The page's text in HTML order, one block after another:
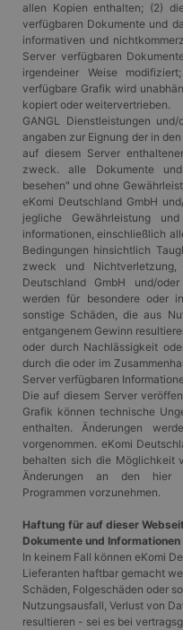
allen Kopien enthalten; (2)
verfügbaren Dokumente und
informativen und
Server verfügbaren
irgendeiner Weise
verfügbare Grafik wird
kopiert oder weitervertrieben.
GANGL Dienstleistungen
angaben zur Eignung der in
auf diesem Server
zweck. alle Dokumente
besehen" und ohne
eKomi Deutschland GmbH
jegliche Gewährleistung
informationen, einschließlich
Bedingungen hinsichtlich
zweck und
Deutschland GmbH und/
werden für besondere oder
sonstige Schäden, die aus
entgangenem Gewinn
oder durch Nachlässigkeit
durch die oder im
Server verfügbaren
Die auf diesem Server
Grafik können technische
enthalten. Änderungen
vorgenommen. eKomi
behalten sich die Möglichkeit
Änderungen an den hier
Programmen vorzunehmen.
Haftung für auf dieser
Dokumente und Informationen
In keinem Fall können eKomi
Lieferanten haftbar gemacht
Schäden, Folgeschäden oder
Nutzungsausfall, Verlust von
resultieren - sei es bei